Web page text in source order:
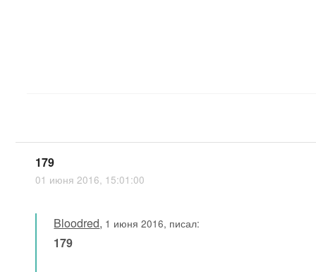
179
01 июня 2016, 15:01:00
Bloodred, 1 июня 2016, писал:
179